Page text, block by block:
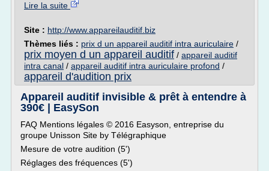
Lire la suite
Site : http://www.appareilauditif.biz
Thèmes liés : prix d un appareil auditif intra auriculaire /
prix moyen d un appareil auditif / appareil auditif
intra canal / appareil auditif intra auriculaire profond /
appareil d'audition prix
Appareil auditif invisible & prêt à entendre à
390€ | EasySon
FAQ Mentions légales © 2016 Easyson, entreprise du
groupe Unisson Site by Télégraphique
Mesure de votre audition (5')
Réglages des fréquences (5')